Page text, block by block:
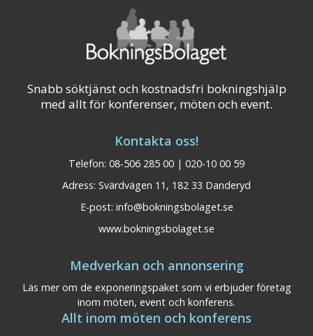
Snabb söktjänst och kostnadsfri bokningshjälp
med allt för konferenser, möten och event.
Kontakta oss!
Telefon: 08-506 285 00 | 020-10 00 59
Adress: Svärdvägen 11, 182 33 Danderyd
E-post: info@bokningsbolaget.se
www.bokningsbolaget.se
Medverkan och annonsering
Läs mer om de exponeringspaket som vi erbjuder företag
inom möten, event och konferens.
Allt inom möten och konferens